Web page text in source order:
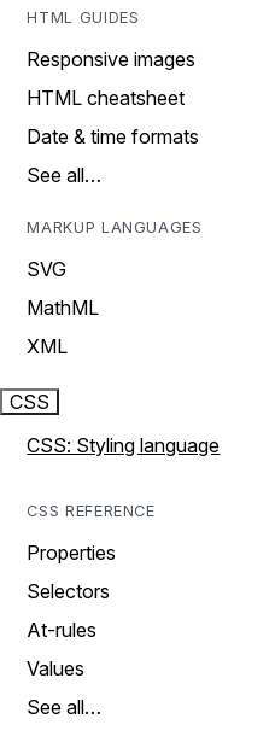
HTML GUIDES
Responsive images
HTML cheatsheet
Date & time formats
See all…
MARKUP LANGUAGES
SVG
MathML
XML
CSS
CSS: Styling language
CSS REFERENCE
Properties
Selectors
At-rules
Values
See all…